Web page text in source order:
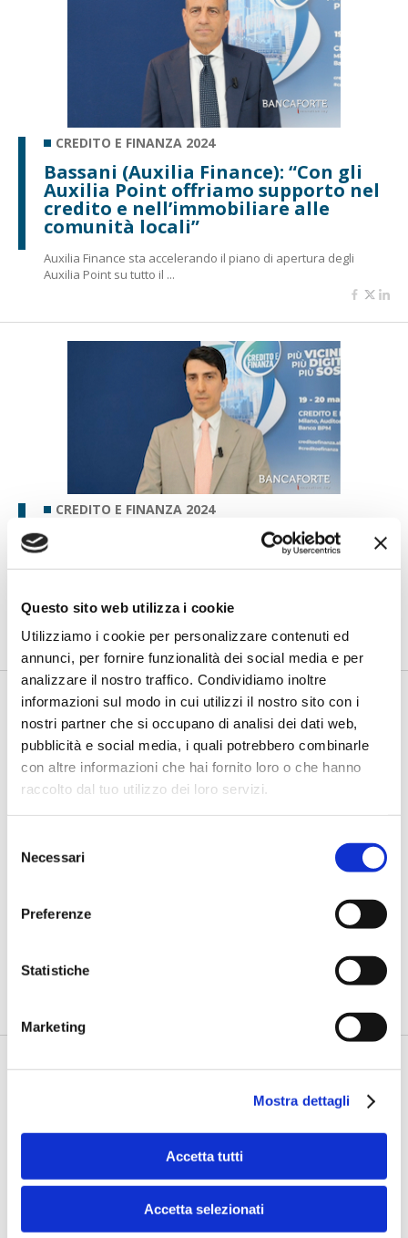
Questo sito web utilizza i cookie
Utilizziamo i cookie per personalizzare contenuti ed
annunci, per fornire funzionalità dei social media e per
analizzare il nostro traffico. Condividiamo inoltre
informazioni sul modo in cui utilizzi il nostro sito con i
nostri partner che si occupano di analisi dei dati web,
pubblicità e social media, i quali potrebbero combinarle
con altre informazioni che hai fornito loro o che hanno
raccolto dal tuo utilizzo dei loro servizi.
delNecessari
Preferenze
Statistiche
Marketing
Mostra dettagli
Accetta tutti
Accetta selezionati
CREDITO E FINANZA 2024
Bassani (Auxilia Finance): “Con gli
Auxilia Point offriamo supporto nel
credito e nell’immobiliare alle
comunità locali”
Auxilia Finance sta accelerando il piano di apertura degli
Auxilia Point su tutto il ...
CREDITO E FINANZA 2024
D’Ermo (WEC Italia): “Più dialogo tra
Energia e Finanza per sostenere la
transizione energetica”
di Flavio Padovan, Maddalena Libertini -
CREDITO E FINANZA 2024
capitali in Italia è sempre più vicino
alle imprese"
"Per avvicinare le
imprese al mercato dei capitali, bisogna continuare a